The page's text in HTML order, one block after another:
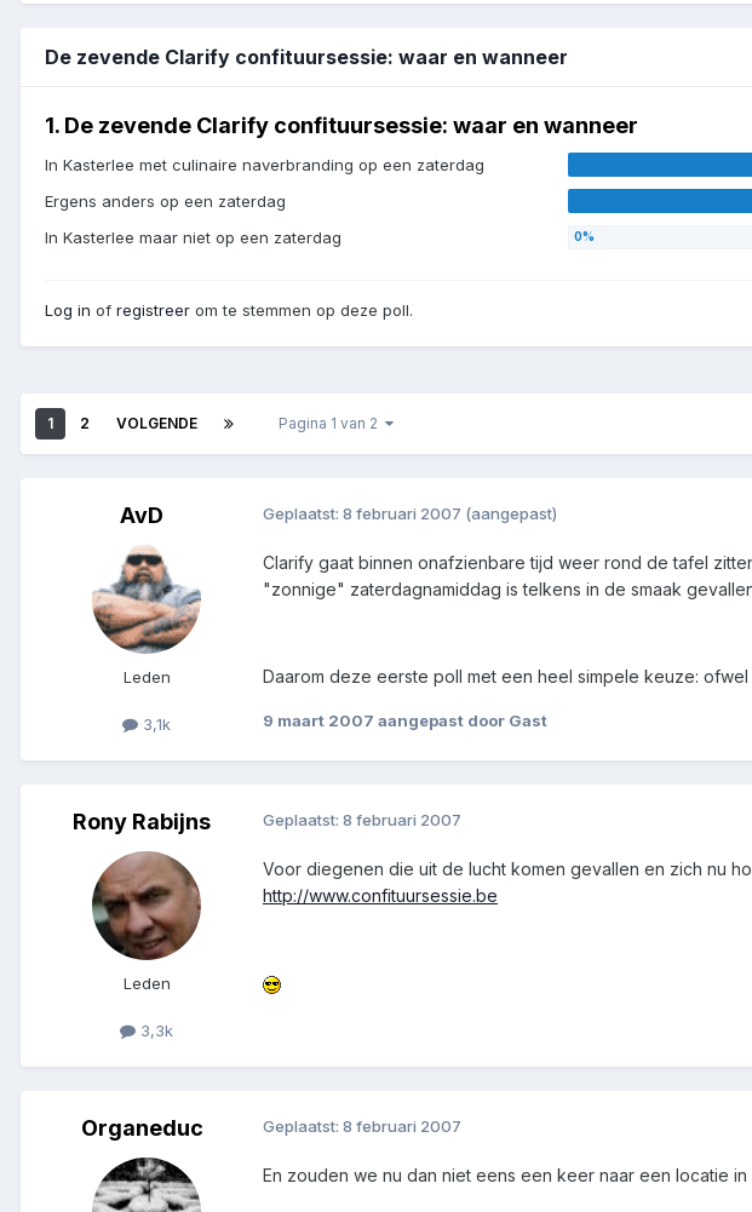
De zevende Clarify confituursessie: waar en wanneer
1. De zevende Clarify confituursessie: waar en wanneer
In Kasterlee met culinaire naverbranding op een zaterdag
Ergens anders op een zaterdag
In Kasterlee maar niet op een zaterdag
Log in of registreer om te stemmen op deze poll.
1 2 VOLGENDE Pagina 1 van 2
AvD
Leden
3,1k
Geplaatst: 8 februari 2007 (aangepast)
Clarify gaat binnen onafzienbare tijd weer rond de tafel
"zonnige" zaterdagnamiddag is telkens in de smaak
Daarom deze eerste poll met een heel simpele keuze:
9 maart 2007 aangepast door Gast
Rony Rabijns
Leden
3,3k
Geplaatst: 8 februari 2007
Voor diegenen die uit de lucht komen gevallen en zich nu
http://www.confituursessie.be
Organeduc Geplaatst: 8 februari 2007
En zouden we nu dan niet eens een keer naar een locatie